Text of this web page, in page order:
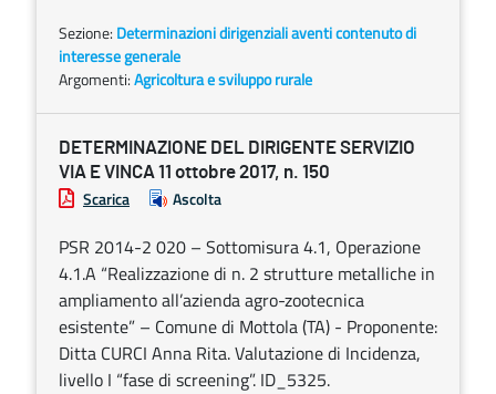
Sezione: Determinazioni dirigenziali aventi contenuto di
interesse generale
Argomenti:Agricoltura e sviluppo rurale
DETERMINAZIONE DEL DIRIGENTE SERVIZIO
VIA E VINCA 11 ottobre 2017, n. 150
Scarica Ascolta
PSR 2014-2 020 – Sottomisura 4.1, Operazione
4.1.A “Realizzazione di n. 2 strutture metalliche in
ampliamento all’azienda agro-zootecnica
esistente” – Comune di Mottola (TA) - Proponente:
Ditta CURCI Anna Rita. Valutazione di Incidenza,
livello I “fase di screening”. ID_5325.